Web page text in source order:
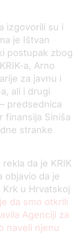
izgovorili su i
je Ištvan
postupak zbog
a, Arno
za javnu i
ali i drugi
predsednica
finansija Siniša
stranke
da je KRIK
objavio da je
u Hrvatskoj
da smo otkrili
Agenciji za
naveli njenu